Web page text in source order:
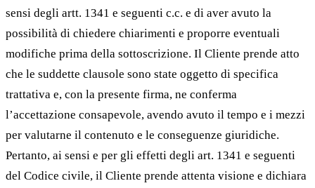
sensi degli artt. 1341 e seguenti c.c. e di aver avuto la
possibilità di chiedere chiarimenti e proporre eventuali
modifiche prima della sottoscrizione. Il Cliente prende atto
che le suddette clausole sono state oggetto di specifica
trattativa e, con la presente firma, ne conferma
l’accettazione consapevole, avendo avuto il tempo e i mezzi
per valutarne il contenuto e le conseguenze giuridiche.
Pertanto, ai sensi e per gli effetti degli art. 1341 e seguenti
del Codice civile, il Cliente prende attenta visione e dichiara